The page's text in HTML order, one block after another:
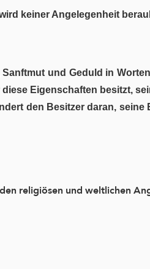
keiner Angelegenheit
und Geduld in
Eigenschaften besitzt,
den Besitzer daran,
religiösen und weltlichen